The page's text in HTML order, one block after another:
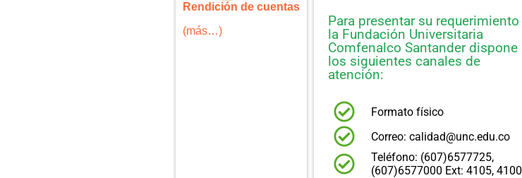
Rendición de cuentas
(más…)
Para presentar su requerimiento
la Fundación Universitaria
Comfenalco Santander dispone
los siguientes canales de
atención:
Formato físico
Correo: calidad@unc.edu.co
Teléfono: (607)6577725,
(607)6577000 Ext: 4105, 4100